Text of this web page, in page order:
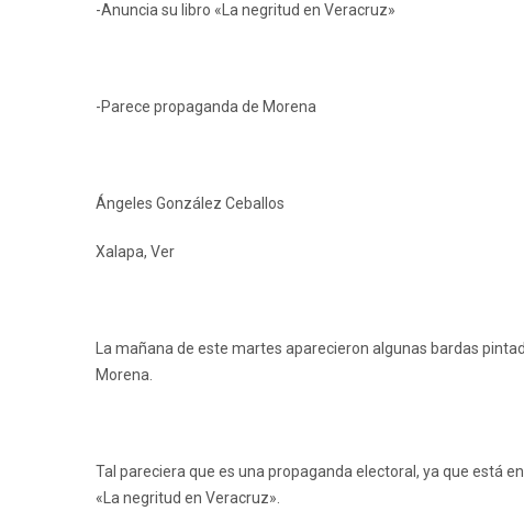
-Anuncia su libro «La negritud en Veracruz»
-Parece propaganda de Morena
Ángeles González Ceballos
Xalapa, Ver
La mañana de este martes aparecieron algunas bardas
Morena.
Tal pareciera que es una propaganda electoral, ya que está
«La negritud en Veracruz».